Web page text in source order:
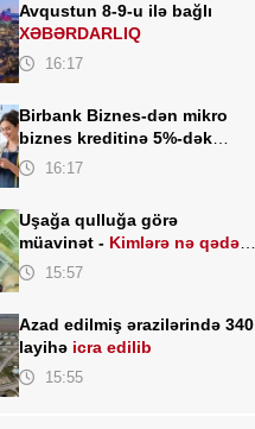
Avqustun 8-9-u ilə bağlı
XƏBƏRDARLIQ
16:17
Birbank Biznes-dən mikro
biznes kreditinə 5%-dək
endirim
16:17
Uşağa qulluğa görə
müavinət - Kimlərə nə qədər
ödənilir?
15:57
Azad edilmiş ərazilərində 340
layihə icra edilib
15:55